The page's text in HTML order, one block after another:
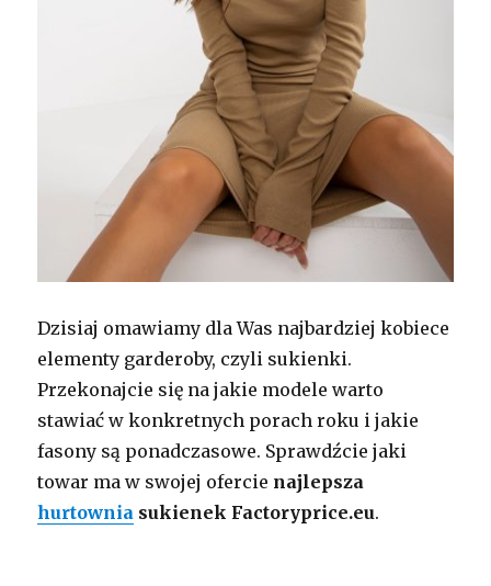
Dzisiaj omawiamy dla Was najbardziej kobiece
elementy garderoby, czyli sukienki.
Przekonajcie się na jakie modele warto
stawiać w konkretnych porach roku i jakie
fasony są ponadczasowe. Sprawdźcie jaki
towar ma w swojej ofercie najlepsza
hurtownia sukienek Factoryprice.eu.